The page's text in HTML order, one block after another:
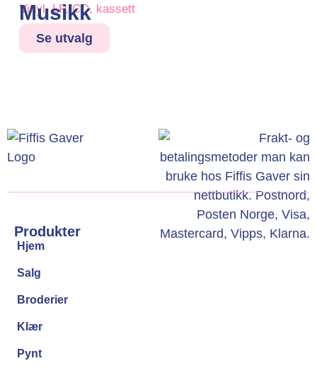
Vinyl, LP, CD, kassett
Musikk
Se utvalg
Produkter
Hjem
Salg
Broderier
Klær
Pynt